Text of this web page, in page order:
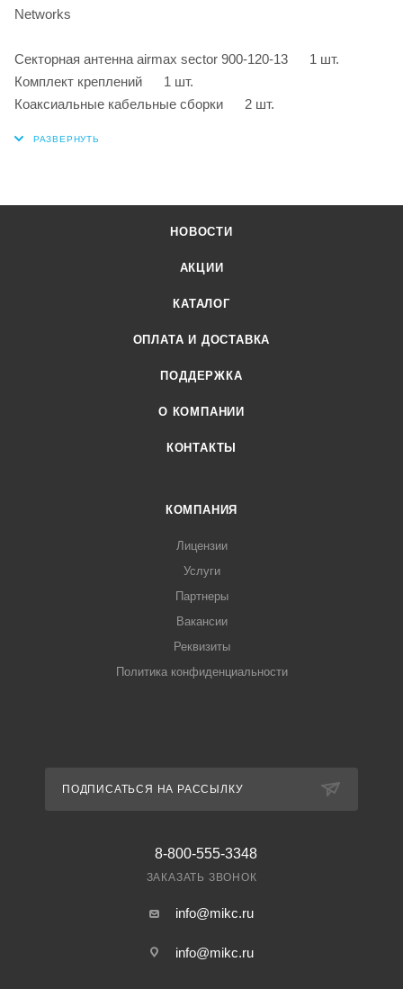
Networks
Секторная антенна airmax sector 900-120-13 1 шт.
Комплект креплений 1 шт.
Коаксиальные кабельные сборки 2 шт.
НОВОСТИ
АКЦИИ
КАТАЛОГ
ОПЛАТА И ДОСТАВКА
ПОДДЕРЖКА
О КОМПАНИИ
КОНТАКТЫ
КОМПАНИЯ
Лицензии
Услуги
Партнеры
Вакансии
Реквизиты
Политика конфиденциальности
ПОДПИСАТЬСЯ НА РАССЫЛКУ
8-800-555-3348
ЗАКАЗАТЬ ЗВОНОК
info@mikc.ru
info@mikc.ru